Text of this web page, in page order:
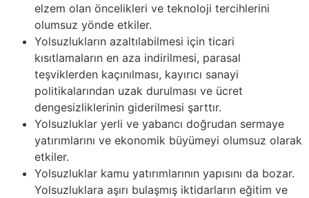
elzem olan öncelikleri ve teknoloji tercihlerini
olumsuz yönde etkiler.
Yolsuzlukların azaltılabilmesi için ticari
kısıtlamaların en aza indirilmesi, parasal
teşviklerden kaçınılması, kayırıcı sanayi
politikalarından uzak durulması ve ücret
dengesizliklerinin giderilmesi şarttır.
Yolsuzluklar yerli ve yabancı doğrudan sermaye
yatırımlarını ve ekonomik büyümeyi olumsuz olarak
etkiler.
Yolsuzluklar kamu yatırımlarının yapısını da bozar.
Yolsuzluklara aşırı bulaşmış iktidarların eğitim ve